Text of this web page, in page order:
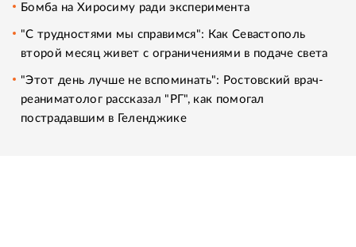
Бомба на Хиросиму ради эксперимента
"С трудностями мы справимся": Как Севастополь
второй месяц живет с ограничениями в подаче света
"Этот день лучше не вспоминать": Ростовский врач-
реаниматолог рассказал "РГ", как помогал
пострадавшим в Геленджике